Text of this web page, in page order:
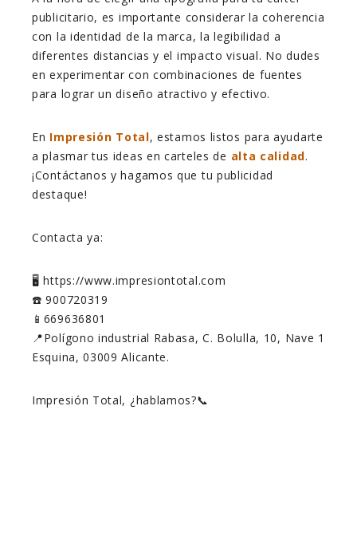
publicitario, es importante considerar la coherencia
con la identidad de la marca, la legibilidad a
diferentes distancias y el impacto visual. No dudes
en experimentar con combinaciones de fuentes
para lograr un diseño atractivo y efectivo.
En Impresión Total, estamos listos para ayudarte
a plasmar tus ideas en carteles de alta calidad.
¡Contáctanos y hagamos que tu publicidad
destaque!
Contacta ya:
🖥️ https://www.impresiontotal.com
☎️ 900720319
📱669636801
📍Polígono industrial Rabasa, C. Bolulla, 10, Nave 1
Esquina, 03009 Alicante.
Impresión Total, ¿hablamos?📞